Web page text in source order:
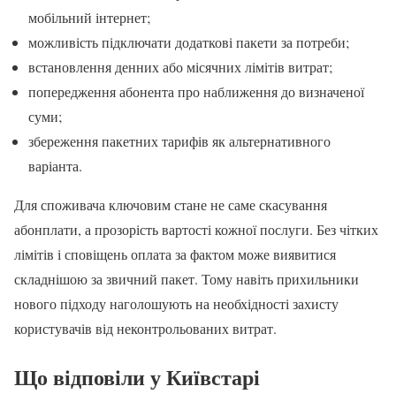
мобільний інтернет;
можливість підключати додаткові пакети за потреби;
встановлення денних або місячних лімітів витрат;
попередження абонента про наближення до визначеної
суми;
збереження пакетних тарифів як альтернативного
варіанта.
Для споживача ключовим стане не саме скасування
абонплати, а прозорість вартості кожної послуги. Без чітких
лімітів і сповіщень оплата за фактом може виявитися
складнішою за звичний пакет. Тому навіть прихильники
нового підходу наголошують на необхідності захисту
користувачів від неконтрольованих витрат.
Що відповіли у Київстарі